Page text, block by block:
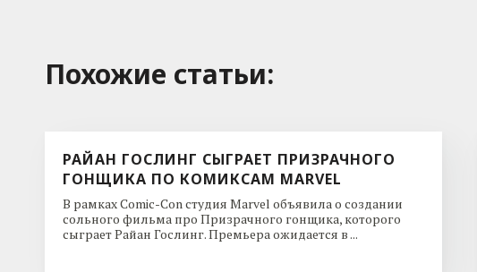
Похожие cтатьи:
РАЙАН ГОСЛИНГ СЫГРАЕТ ПРИЗРАЧНОГО
ГОНЩИКА ПО КОМИКСАМ MARVEL
В рамках Comic-Con студия Marvel объявила о создании
сольного фильма про Призрачного гонщика, которого
сыграет Райан Гослинг. Премьера ожидается в ...